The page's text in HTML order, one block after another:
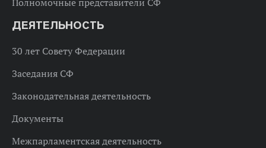
Полномочные представители СФ
ДЕЯТЕЛЬНОСТЬ
30 лет Совету Федерации
Заседания СФ
Законодательная деятельность
Документы
Межпарламентская деятельность